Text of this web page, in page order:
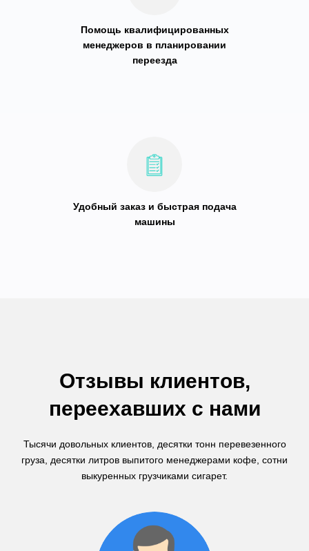
Помощь квалифицированных
менеджеров в планировании
переезда
Удобный заказ и быстрая подача
машины
Отзывы клиентов,
переехавших с нами
Тысячи довольных клиентов, десятки тонн перевезенного
груза, десятки литров выпитого менеджерами кофе, сотни
выкуренных грузчиками сигарет.